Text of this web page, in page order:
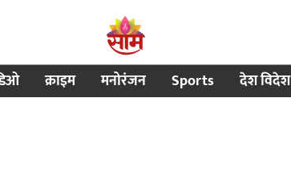
क्राइम मनोरंजन Sports देश विदेश